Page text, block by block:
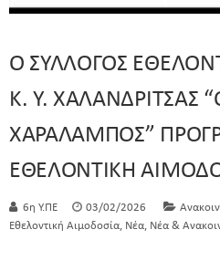
Ο ΣΥΛΛΟΓΟΣ
Κ. Υ. ΧΑΛΑΝΔΡΙΤΣΑΣ
ΧΑΡΑΛΑΜΠΟΣ”
ΕΘΕΛΟΝΤΙΚΗ
6η Υ.ΠΕ 03/02/2026
Εθελοντική Αιμοδοσία, Νέα, Νέα &